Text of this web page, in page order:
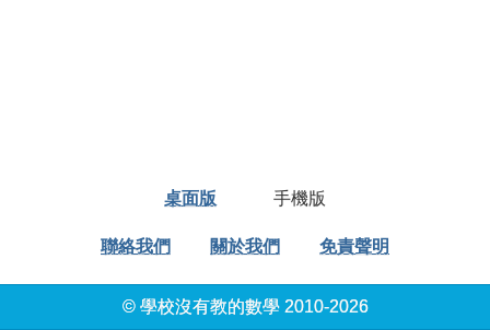
桌面版 手機版
聯絡我們 關於我們 免責聲明
© 學校沒有教的數學 2010-2026